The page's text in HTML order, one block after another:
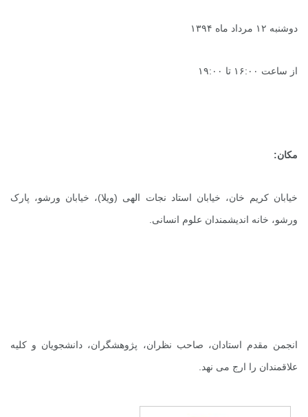
دوشنبه ۱۲ مرداد ماه ۱۳۹۴
از ساعت ۱۶:۰۰ تا ۱۹:۰۰
مکان:
خیابان کریم خان، خیابان استاد نجات الهی (ویلا)، خیابان ورشو، پارک
ورشو، خانه اندیشمندان علوم انسانی.
انجمن مقدم استادان، صاحب نظران، پژوهشگران، دانشجویان و کلیه
علاقمندان را ارج می نهد.